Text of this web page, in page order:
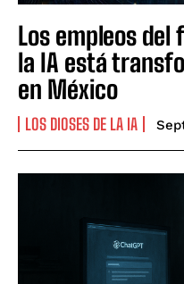
Los empleos
la IA está
en México
LOS DIOSES DE LA IA